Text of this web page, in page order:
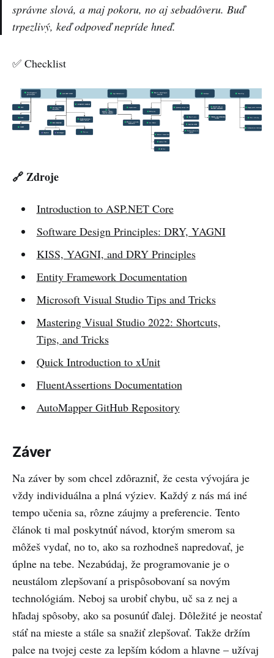
správne slová, a maj pokoru, no aj sebadôveru. Buď
trpezlivý, keď odpoveď nepríde hneď.
✅ Checklist
🔗 Zdroje
Introduction to ASP.NET Core
Software Design Principles: DRY, YAGNI
KISS, YAGNI, and DRY Principles
Entity Framework Documentation
Microsoft Visual Studio Tips and Tricks
Mastering Visual Studio 2022: Shortcuts,
Tips, and Tricks
Quick Introduction to xUnit
FluentAssertions Documentation
AutoMapper GitHub Repository
Záver
Na záver by som chcel zdôrazniť, že cesta vývojára je
vždy individuálna a plná výziev. Každý z nás má iné
tempo učenia sa, rôzne záujmy a preferencie. Tento
článok ti mal poskytnúť návod, ktorým smerom sa
môžeš vydať, no to, ako sa rozhodneš napredovať, je
úplne na tebe. Nezabúdaj, že programovanie je o
neustálom zlepšovaní a prispôsobovaní sa novým
technológiám. Neboj sa urobiť chybu, uč sa z nej a
hľadaj spôsoby, ako sa posunúť ďalej. Dôležité je neostať
stáť na mieste a stále sa snažiť zlepšovať. Takže držím
palce na tvojej ceste za lepším kódom a hlavne – užívaj